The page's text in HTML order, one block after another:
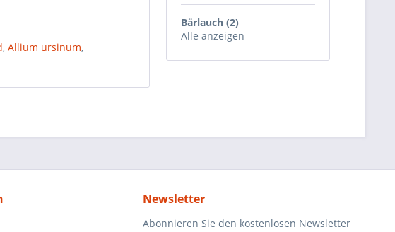
Bärlauch (2)
Alle anzeigen
,Allium ursinum,
Newsletter
Abonnieren Sie den kostenlosen Newsletter